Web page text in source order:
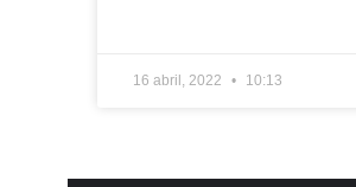
16 abril, 2022 10:13